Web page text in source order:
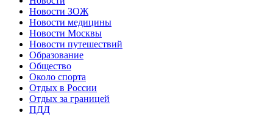
Новости ЗОЖ
Новости медицины
Новости Москвы
Новости путешествий
Образование
Общество
Около спорта
Отдых в России
Отдых за границей
ПДД